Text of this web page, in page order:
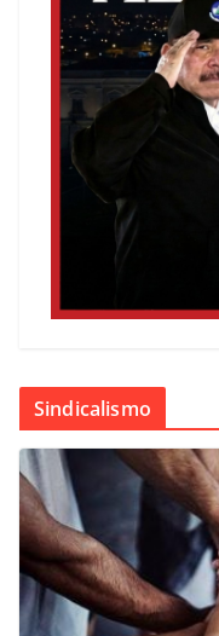
Sindicalismo